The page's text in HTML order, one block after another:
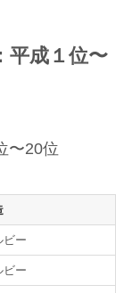
平成１位〜
〜20位
ビー
ビー